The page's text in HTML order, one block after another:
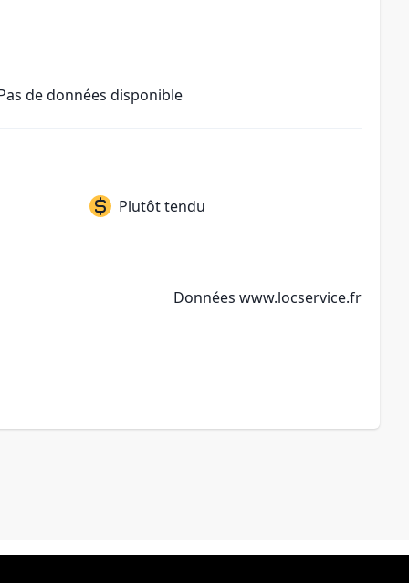
de données disponible
Plutôt tendu
Données www.locservice.fr